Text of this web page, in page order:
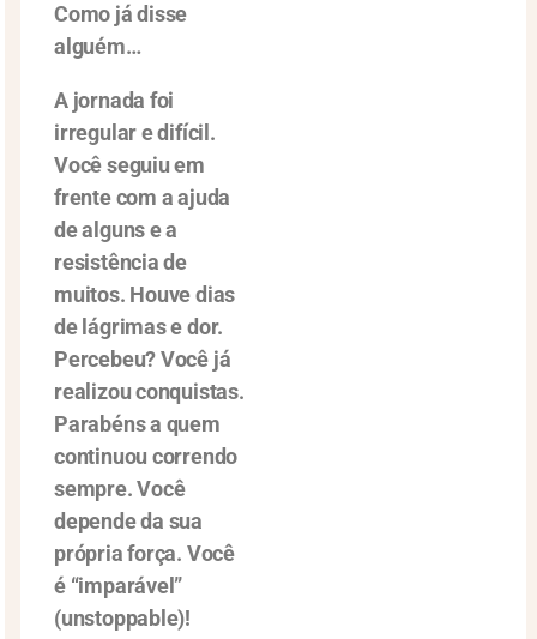
Como já disse
alguém…
A jornada foi
irregular e difícil.
Você seguiu em
frente com a ajuda
de alguns e a
resistência de
muitos. Houve dias
de lágrimas e dor.
Percebeu? Você já
realizou conquistas.
Parabéns a quem
continuou correndo
sempre. Você
depende da sua
própria força. Você
é “imparável”
(unstoppable)!